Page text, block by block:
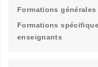
Formations
Formations
enseignants